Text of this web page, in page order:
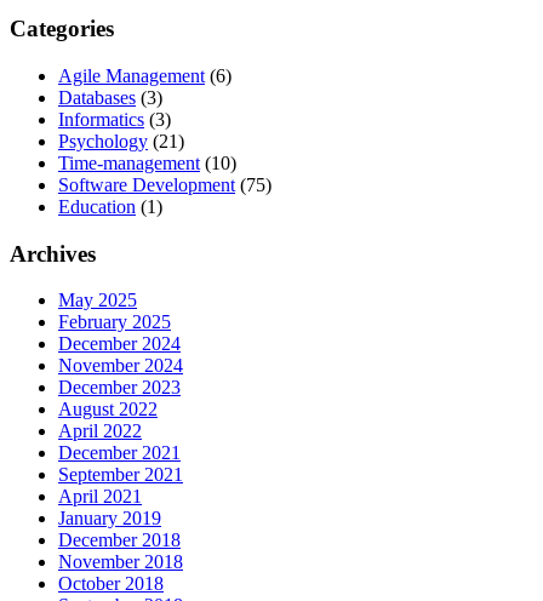
Categories
Agile Management (6)
Databases (3)
Informatics (3)
Psychology (21)
Time-management (10)
Software Development (75)
Education (1)
Archives
May 2025
February 2025
December 2024
November 2024
December 2023
August 2022
April 2022
December 2021
September 2021
April 2021
January 2019
December 2018
November 2018
October 2018